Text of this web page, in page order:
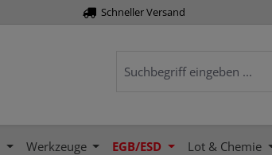
Schneller Versand
Werkzeuge EGB/ESD Lot & Chemie